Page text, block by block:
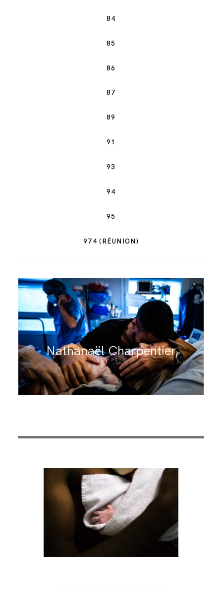
84
85
86
87
89
91
93
94
95
974 (RÉUNION)
Nathanaël Charpentier